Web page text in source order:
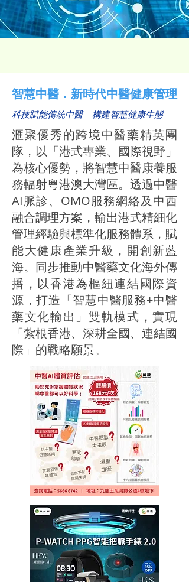
​智慧中醫．新時代中醫健康管理
科技賦能傳統中醫 構建智慧健康生態
滙聚優秀的跨境中醫藥精英團
隊，以「港式專業、國際視野」
為核心優勢，將智慧中醫康養服
務輻射粵港澳大灣區。透過中醫
AI脈診、OMO服務網絡及中西
融合調理方案，輸出港式精細化
管理經驗與標準化服務體系，賦
能大健康產業升級，開創新藍
海。同步推動中醫藥文化海外傳
播，以香港為樞紐連結國際資
源，打造「智慧中醫服務+中醫
藥文化輸出」雙軌模式，實現
「紮根香港、深耕全國、連結國
際」的戰略願景。